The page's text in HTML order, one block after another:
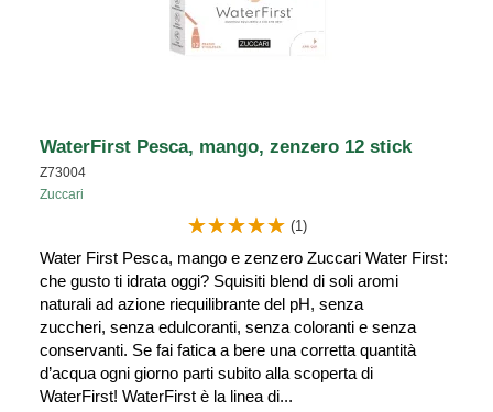
WaterFirst Pesca, mango, zenzero 12 stick
Z73004
Zuccari
(1)
Water First Pesca, mango e zenzero Zuccari Water First:
che gusto ti idrata oggi? Squisiti blend di soli aromi
naturali ad azione riequilibrante del pH, senza
zuccheri, senza edulcoranti, senza coloranti e senza
conservanti. Se fai fatica a bere una corretta quantità
d’acqua ogni giorno parti subito alla scoperta di
WaterFirst! WaterFirst è la linea di...